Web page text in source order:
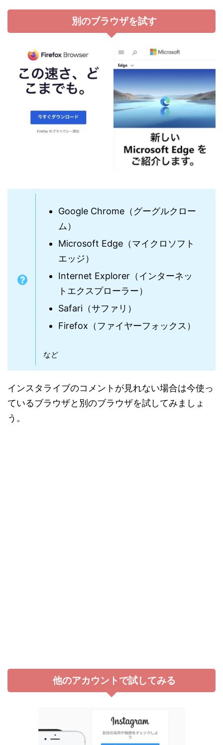
別のブラウザを試す
Google Chrome（グーグルクロー
ム）
Microsoft Edge（マイクロソフト
エッジ）
Internet Explorer（インターネッ
トエクスプローラー）
Safari（サファリ）
Firefox（ファイヤーフォックス）
など
インスタライブのコメントが見れない場合は今使っ
ているブラウザと別のブラウザを試してみましょ
う。
他のアカウントで試してみる